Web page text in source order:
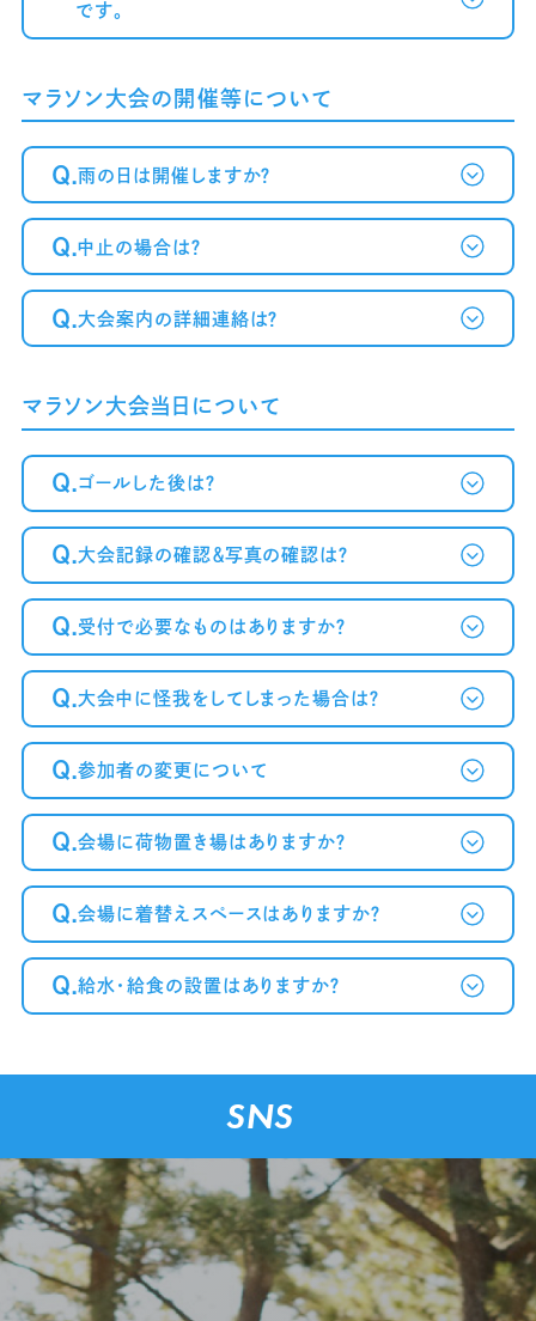
です。
マラソン大会の開催等について
Q.雨の日は開催しますか？
Q.中止の場合は？
Q.大会案内の詳細連絡は？
マラソン大会当日について
Q.ゴールした後は？
Q.大会記録の確認＆写真の確認は？
Q.受付で必要なものはありますか？
Q.大会中に怪我をしてしまった場合は？
Q.参加者の変更について
Q.会場に荷物置き場はありますか？
Q.会場に着替えスペースはありますか？
Q.給水・給食の設置はありますか？
SNS